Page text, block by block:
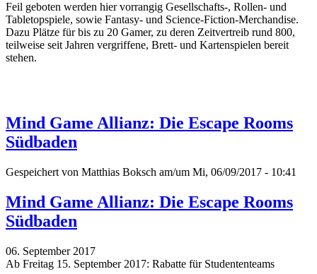
Feil geboten werden hier vorrangig Gesellschafts-, Rollen- und
Tabletopspiele, sowie Fantasy- und Science-Fiction-Merchandise.
Dazu Plätze für bis zu 20 Gamer, zu deren Zeitvertreib rund 800,
teilweise seit Jahren vergriffene, Brett- und Kartenspielen bereit
stehen.
Mind Game Allianz: Die Escape Rooms
Südbaden
Gespeichert von Matthias Boksch am/um Mi, 06/09/2017 - 10:41
Mind Game Allianz: Die Escape Rooms
Südbaden
06. September 2017
Ab Freitag 15. September 2017: Rabatte für Studententeams